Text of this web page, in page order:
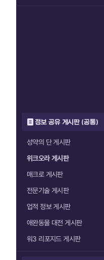
정보 공유 게시판 (공통)
성약의 단 게시판
위크오라 게시판
매크로 게시판
전문기술 게시판
업적 정보 게시판
애완동물 대전 게시판
워3 리포지드 게시판